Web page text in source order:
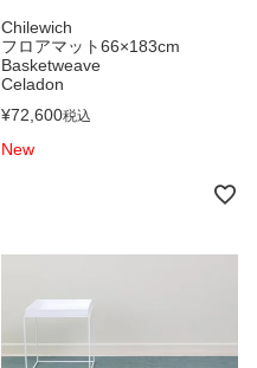
Chilewich
フロアマット66×183cm
Basketweave
Celadon
¥72,600税込
New